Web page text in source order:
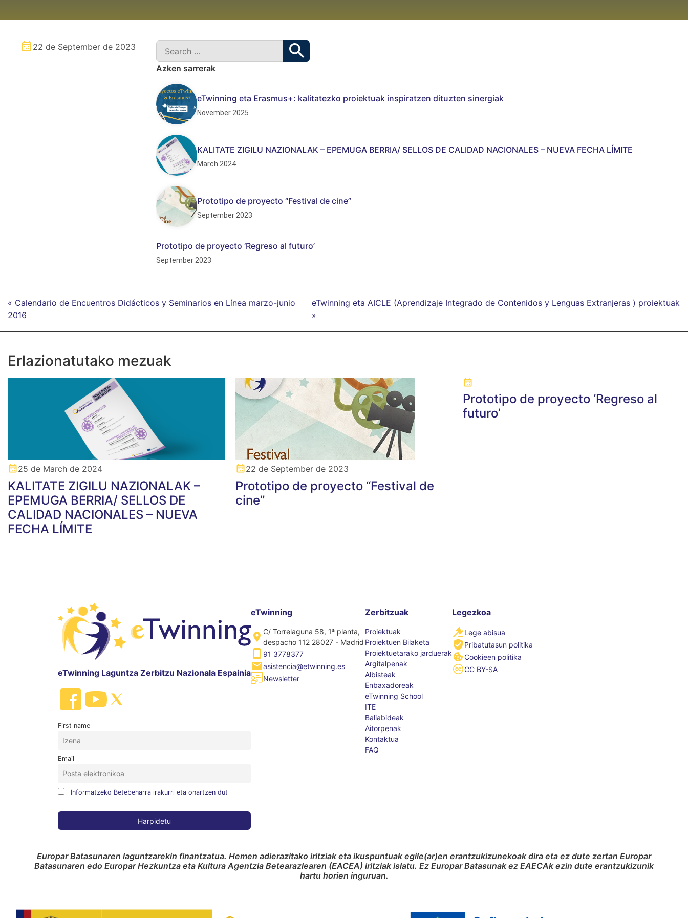
22 de September de 2023
Azken sarrerak
eTwinning eta Erasmus+: kalitatezko proiektuak inspiratzen dituzten sinergiak
November 2025
KALITATE ZIGILU NAZIONALAK – EPEMUGA BERRIA/ SELLOS DE CALIDAD NACIONALES – NUEVA FECHA LÍMITE
March 2024
Prototipo de proyecto “Festival de cine”
September 2023
Prototipo de proyecto ‘Regreso al futuro’
September 2023
« Calendario de Encuentros Didácticos y Seminarios en Línea marzo-junio
2016
eTwinning eta AICLE (Aprendizaje Integrado de Contenidos y Lenguas Extranjeras ) proiektuak
»
Erlazionatutako mezuak
25 de March de 2024
KALITATE ZIGILU NAZIONALAK –
EPEMUGA BERRIA/ SELLOS DE
CALIDAD NACIONALES – NUEVA
FECHA LÍMITE
22 de September de 2023
Prototipo de proyecto “Festival de
cine”
Prototipo de proyecto ‘Regreso al
futuro’
eTwinning Laguntza Zerbitzu Nazionala Espainia
First name
Email
Informatzeko Betebeharra irakurri eta onartzen dut
eTwinning
C/ Torrelaguna 58, 1ª planta,
despacho 112 28027 - Madrid
91 3778377
asistencia@etwinning.es
Newsletter
Zerbitzuak
Proiektuak
Proiektuen Bilaketa
Proiektuetarako jarduerak
Argitalpenak
Albisteak
Enbaxadoreak
eTwinning School
ITE
Baliabideak
Aitorpenak
Kontaktua
FAQ
Legezkoa
Lege abisua
Pribatutasun politika
Cookieen politika
CC BY-SA
Europar Batasunaren laguntzarekin finantzatua. Hemen adierazitako iritziak eta ikuspuntuak egile(ar)en erantzukizunekoak dira eta ez dute zertan Europar
Batasunaren edo Europar Hezkuntza eta Kultura Agentzia Betearazlearen (EACEA) iritziak islatu. Ez Europar Batasunak ez EAECAk ezin dute erantzukizunik
hartu horien inguruan.